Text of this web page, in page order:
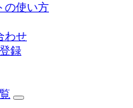
の使い方
わせ
録